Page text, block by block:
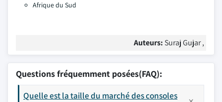
Afrique du Sud
Auteurs: Suraj Gujar ,
Questions fréquemment posées(FAQ):
Quelle est la taille du marché des consoles